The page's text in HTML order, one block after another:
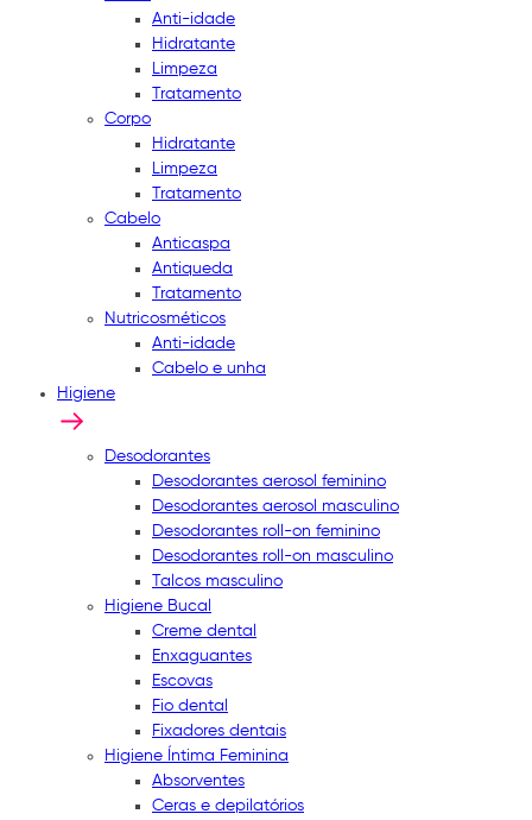
Anti-idade
Hidratante
Limpeza
Tratamento
Corpo
Hidratante
Limpeza
Tratamento
Cabelo
Anticaspa
Antiqueda
Tratamento
Nutricosméticos
Anti-idade
Cabelo e unha
Higiene
Desodorantes
Desodorantes aerosol feminino
Desodorantes aerosol masculino
Desodorantes roll-on feminino
Desodorantes roll-on masculino
Talcos masculino
Higiene Bucal
Creme dental
Enxaguantes
Escovas
Fio dental
Fixadores dentais
Higiene Íntima Feminina
Absorventes
Ceras e depilatórios